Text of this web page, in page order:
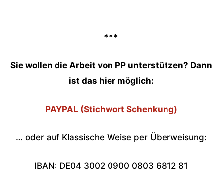
***
Sie wollen die Arbeit von PP unterstützen? Dann
ist das hier möglich:
PAYPAL (Stichwort Schenkung)
… oder auf Klassische Weise per Überweisung:
IBAN: DE04 3002 0900 0803 6812 81